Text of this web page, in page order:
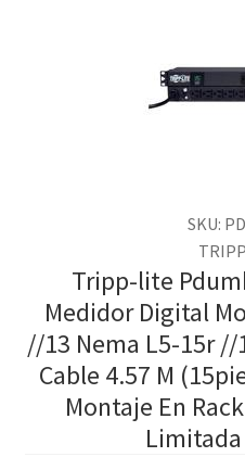
SKU:
Tripp-lite
Medidor Digital
//13 Nema L5-15r
Cable 4.57 M
Montaje En
Limitada